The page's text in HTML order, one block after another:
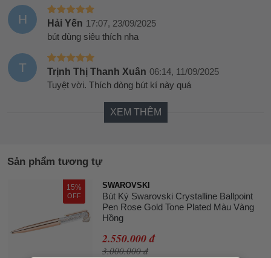
H Hải Yến 17:07, 23/09/2025
bút dùng siêu thích nha
T Trịnh Thị Thanh Xuân 06:14, 11/09/2025
Tuyệt vời. Thích dòng bút kí này quá
XEM THÊM
Sản phẩm tương tự
15%
OFF
SWAROVSKI
Bút Ký Swarovski Crystalline Ballpoint
Pen Rose Gold Tone Plated Màu Vàng
Hồng
2.550.000 đ
3.000.000 đ